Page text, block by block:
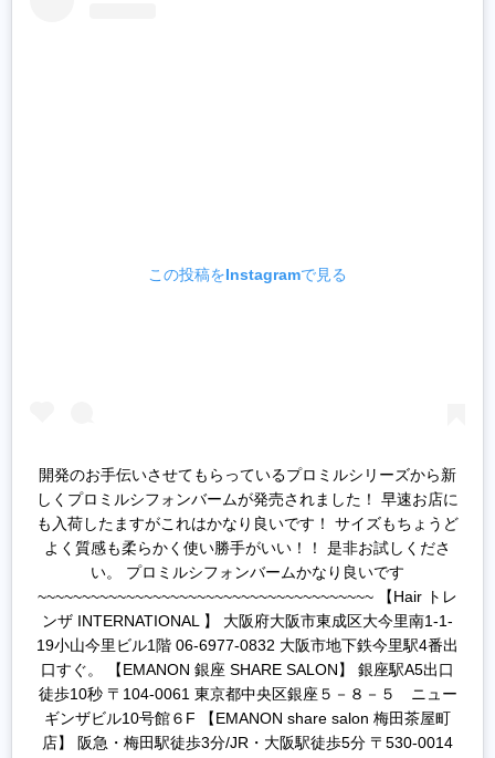
この投稿をInstagramで見る
開発のお手伝いさせてもらっているプロミルシリーズから新
しくプロミルシフォンバームが発売されました！ 早速お店に
も入荷したますがこれはかなり良いです！ サイズもちょうど
よく質感も柔らかく使い勝手がいい！！ 是非お試しくださ
い。 プロミルシフォンバームかなり良いです
~~~~~~~~~~~~~~~~~~~~~~~~~~~~~~~~~~~~~~ 【Hair トレ
ンザ INTERNATIONAL 】 大阪府大阪市東成区大今里南1-1-
19小山今里ビル1階 06-6977-0832 大阪市地下鉄今里駅4番出
口すぐ。 【EMANON 銀座 SHARE SALON】 銀座駅A5出口
徒歩10秒 〒104-0061 東京都中央区銀座５－８－５ ニュー
ギンザビル10号館６F 【EMANON share salon 梅田茶屋町
店】 阪急・梅田駅徒歩3分/JR・大阪駅徒歩5分 〒530-0014